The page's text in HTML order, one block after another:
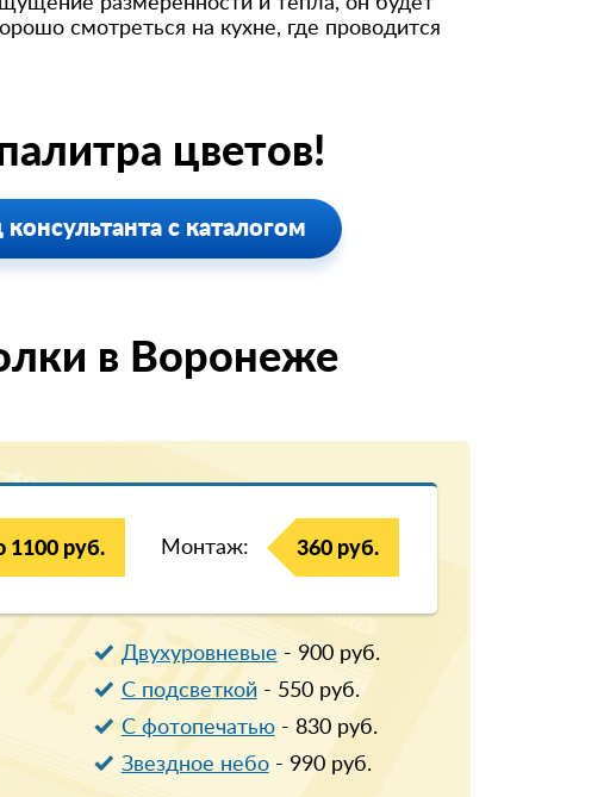
смотреться на кухне, где проводится
цветов!
с каталогом
в Воронеже
1100 руб. Монтаж: 360 руб.
Двухуровневые - 900руб.
С подсветкой- 550руб.
С фотопечатью- 830руб.
Звездное небо- 990руб.